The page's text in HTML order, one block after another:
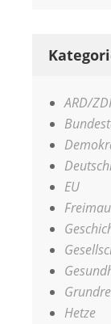
ARD/
EU
Hetze